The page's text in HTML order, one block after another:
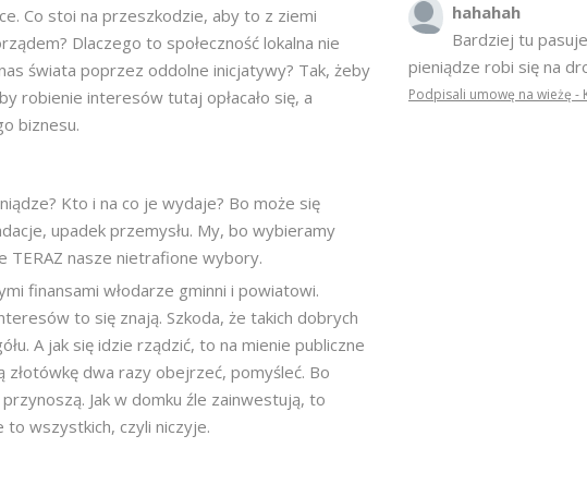
Co stoi na przeszkodzie, aby to z ziemi
Dlaczego to społeczność lokalna nie
świata poprzez oddolne inicjatywy? Tak, żeby
robienie interesów tutaj opłacało się, a
biznesu.
Kto i na co je wydaje? Bo może się
upadek przemysłu. My, bo wybieramy
TERAZ nasze nietrafione wybory.
finansami włodarze gminni i powiatowi.
to się znają. Szkoda, że takich dobrych
A jak się idzie rządzić, to na mienie publiczne
dwa razy obejrzeć, pomyśleć. Bo
Jak w domku źle zainwestują, to
to wszystkich, czyli niczyje.
hahahah
Bardziej tu
pieniądze robi się na
Podpisali umowę na wieżę -